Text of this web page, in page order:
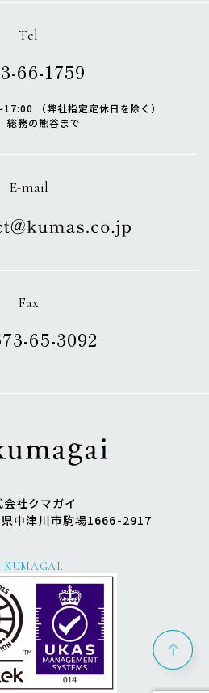
Tel
66-1759
（弊社指定定休日を除く）
務の熊谷まで
E-mail
Fax
65-3092
会社クマガイ
中津川市駒場1666-2917
KUMAGAI.